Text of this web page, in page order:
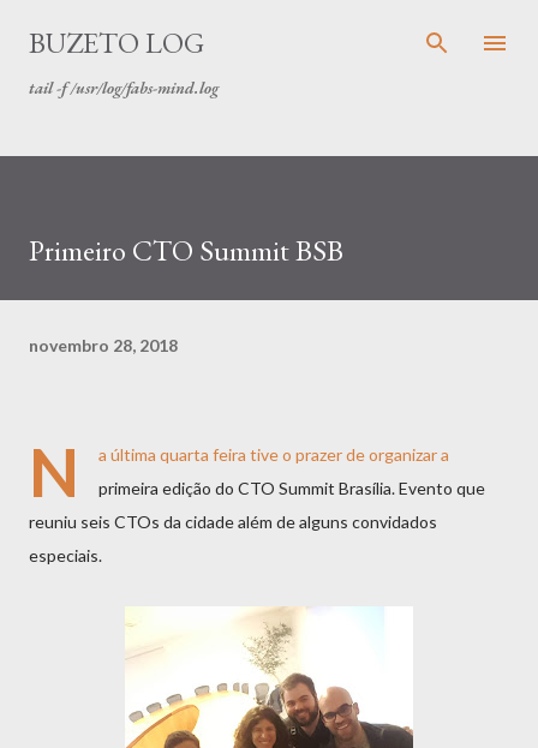
Pular para o conteúdo principal
BUZETO LOG
tail -f /usr/log/fabs-mind.log
Primeiro CTO Summit BSB
novembro 28, 2018
N
a última quarta feira tive o prazer de organizar a
primeira edição do CTO Summit Brasília. Evento que
reuniu seis CTOs da cidade além de alguns convidados
especiais.